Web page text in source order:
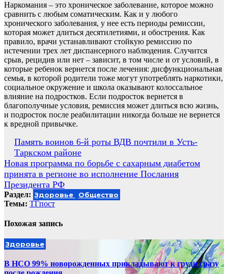
Наркомания – это хроническое заболевание, которое можно
сравнить с любым соматическим. Как и у любого
хронического заболевания, у нее есть периоды ремиссии,
которая может длиться десятилетиями, и обострения. Как
правило, врачи устанавливают стойкую ремиссию по
истечении трех лет диспансерного наблюдения. Случится
срыв, рецидив или нет – зависит, в том числе и от условий, в
которые ребенок вернется после лечения: дисфункциональная
семья, в которой родители тоже могут употреблять наркотики,
социальное окружение и школа оказывают колоссальное
влияние на подростков. Если подросток вернется в
благополучные условия, ремиссия может длиться всю жизнь,
и подросток после реабилитации никогда больше не вернется
к вредной привычке.
Навигация
по
записям
Память воинов 6-й роты ВДВ почтили в Усть-
Таркском районе
Новая программа по борьбе с сахарным диабетом
принята в регионе во исполнение Послания
Президента РФ
Раздел: Здоровье Общество
Темы: ТГпост
Похожая запись
Здоровье
В НСО 99% новорожденных прикладывают к груди сразу